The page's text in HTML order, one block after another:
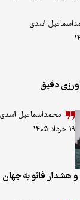
اسدی
به جهان